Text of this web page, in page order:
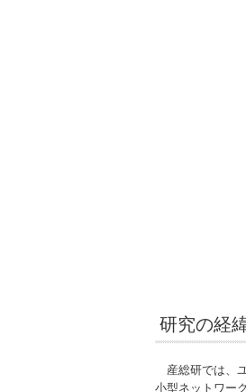
研究の経
産総研では、
小型ネットワー